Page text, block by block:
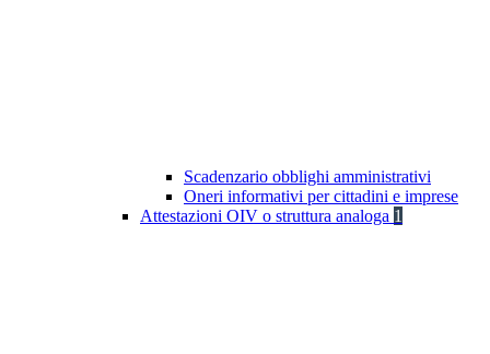
Scadenzario obblighi amministrativi
Oneri informativi per cittadini e imprese
Attestazioni OIV o struttura analoga 1